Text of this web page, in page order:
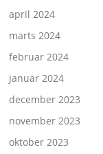
april 2024
marts 2024
februar 2024
januar 2024
december 2023
november 2023
oktober 2023